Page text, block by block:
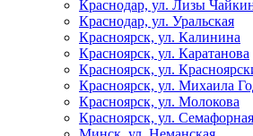
Краснодар, ул. Лизы
Краснодар, ул. Уральская
Красноярск, ул. Калинина
Красноярск, ул. Каратанова
Красноярск, ул.
Красноярск, ул. Михаила
Красноярск, ул. Молокова
Красноярск, ул. Семафорная